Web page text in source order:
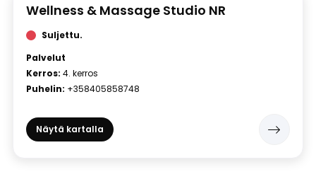
Wellness & Massage Studio NR
Suljettu.
Palvelut
Kerros: 4. kerros
Puhelin: +358405858748
Näytä kartalla